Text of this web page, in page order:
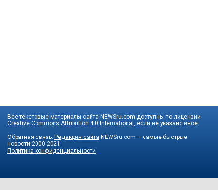
Все текстовые материалы сайта NEWSru.com доступны по лицензии:
Creative Commons Attribution 4.0 International , если не указано иное.
Обратная связь: Редакция сайта NEWSru.com – самые быстрые
новости 2000-2021
Политика конфиденциальности